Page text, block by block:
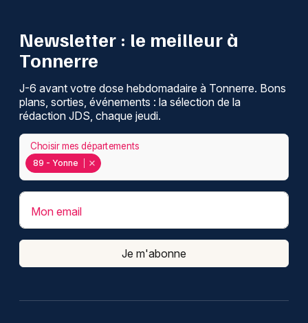
Newsletter : le meilleur à
Tonnerre
J-6 avant votre dose hebdomadaire à Tonnerre. Bons
plans, sorties, événements : la sélection de la
rédaction JDS, chaque jeudi.
89 - Yonne
Choisir mes départements
Mon email
Je m'abonne